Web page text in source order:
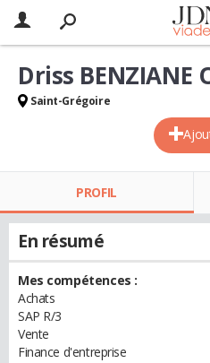
Driss BENZIANE
Saint-Grégoire
PROFIL
En résumé
Mes compétences :
Achats
SAP R/3
Vente
Finance d'entreprise